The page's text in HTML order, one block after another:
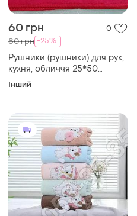
60 грн 0
80 грн -25%
Рушники (рушники) для рук,
кухня, обличчя 25*50
мікрофібра червоний "тигр"
Інший